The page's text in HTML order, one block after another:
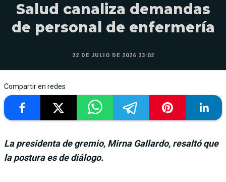
Salud canaliza demandas
de personal de enfermería
22 DE JULIO DE 2026 23:02
Compartir en redes
La presidenta de gremio, Mirna Gallardo, resaltó que
la postura es de diálogo.